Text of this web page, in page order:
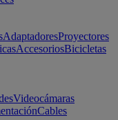
AdaptadoresProyectores
AccesoriosBicicletas
Videocámaras
Cables